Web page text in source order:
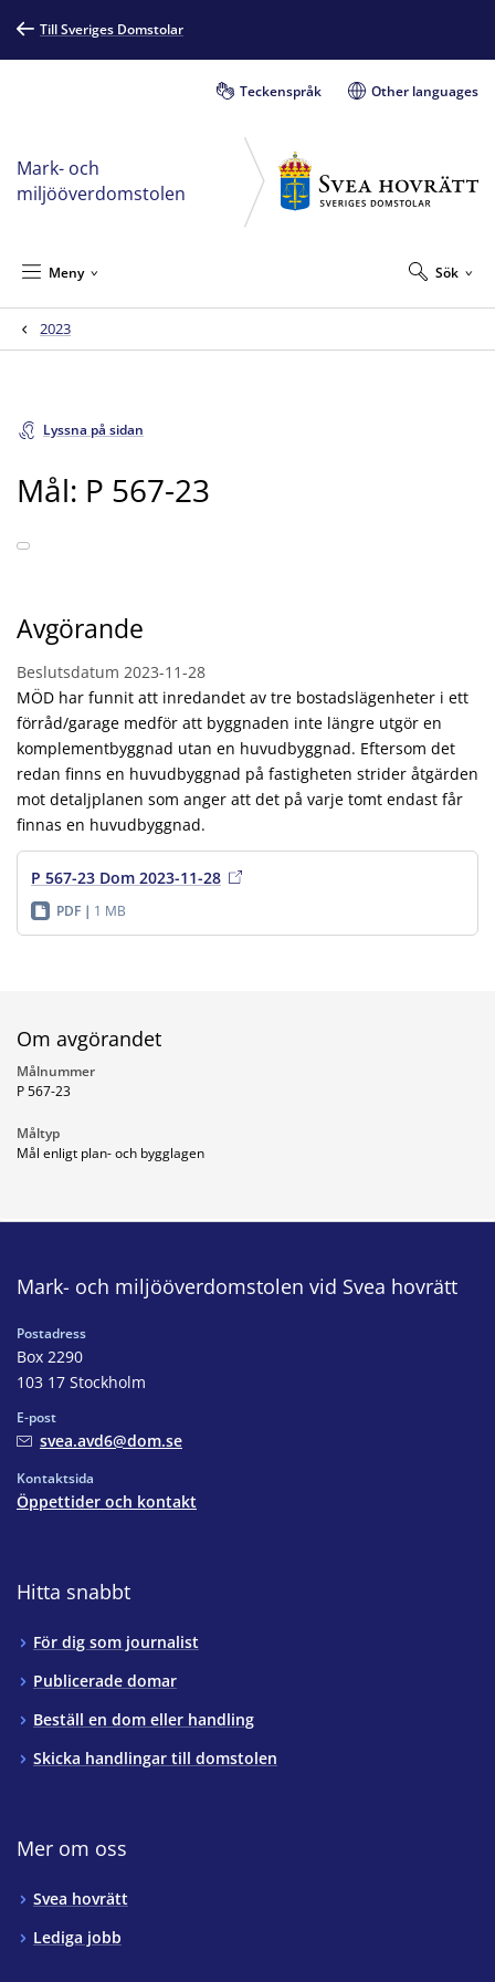
Till Sveriges Domstolar
Teckenspråk Other languages
Mark- och
miljööverdomstolen
Sök
Meny
2023
Lyssna på sidan
Mål: P 567-23
Avgörande
Beslutsdatum 2023-11-28
MÖD har funnit att inredandet av tre bostadslägenheter i ett
förråd/garage medför att byggnaden inte längre utgör en
komplementbyggnad utan en huvudbyggnad. Eftersom det
redan finns en huvudbyggnad på fastigheten strider åtgärden
mot detaljplanen som anger att det på varje tomt endast får
finnas en huvudbyggnad.
P 567-23 Dom 2023-11-28
PDF 1 MB
Om avgörandet
Målnummer
P 567-23
Måltyp
Mål enligt plan- och bygglagen
Mark- och miljööverdomstolen vid Svea hovrätt
Postadress
Box 2290
103 17 Stockholm
E-post
svea.avd6@dom.se
Kontaktsida
Öppettider och kontakt
Hitta snabbt
För dig som journalist
Publicerade domar
Beställ en dom eller handling
Skicka handlingar till domstolen
Mer om oss
Svea hovrätt
Lediga jobb